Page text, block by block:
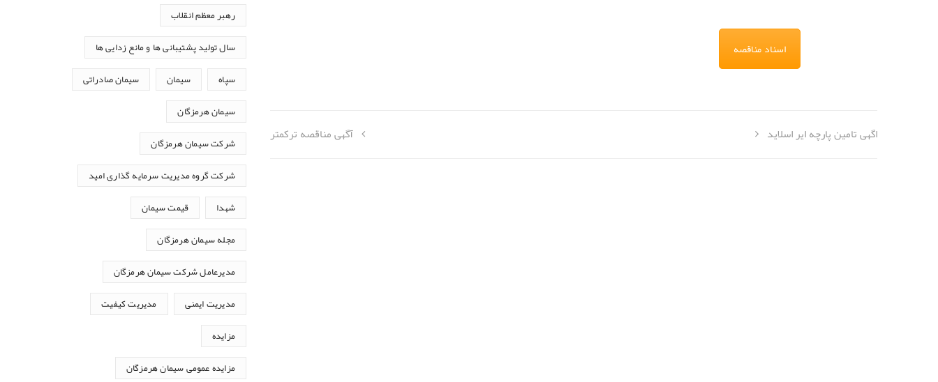
اسناد مناقصه
آگهی مناقصه ترکمتر اگهی تامین پارچه ایر اسلاید
رهبر معظم انقلاب
سال تولید پشتیبانی ها و مانع زدایی ها
سپاه سیمان سیمان صادراتی
سیمان هرمزگان
شرکت سیمان هرمزگان
شرکت گروه مدیریت سرمایه گذاری امید
شهدا قیمت سیمان
مجله سیمان هرمزگان
مدیرعامل شرکت سیمان هرمزگان
مدیریت ایمنی مدیریت کیفیت
مزایده
مزایده عمومی سیمان هرمزگان